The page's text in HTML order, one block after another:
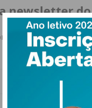
newsletter
e-mail e obtenha de
atualizada.